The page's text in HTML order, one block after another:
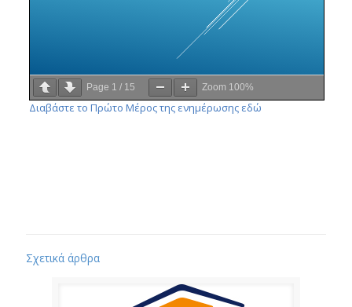
Page 1 / 15 Zoom 100%
Διαβάστε το Πρώτο Μέρος της ενημέρωσης εδώ
Σχετικά άρθρα